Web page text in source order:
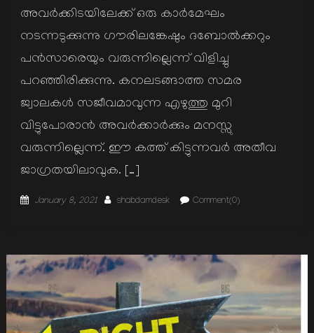
അവര്‍ക്കിടയിലേക്ക് ഒരു കാര്‍മേഘം
നടന്നടുക്കുന്നു ഗൗരിലങ്കേഷും ദബോല്‍ക്കറും
പന്‍സാരെയും വരുന്നില്ലെന്ന് വിളിച്ചു
പറഞ്ഞിരിക്കുന്നു. കനലടങ്ങാത്ത സമര
ജ്വാലകള്‍ സജീവമാവുന്ന എഴുത്തു മുറി
വിട്ടുപോരാന്‍ അവര്‍ക്കാര്‍ക്കും മനസ്സു
വരുന്നില്ലെന്ന്. ഈ കത്ത് കിട്ടുന്നവര്‍ അതീവ
ജാഗ്രതയിലാവുക. […]
Posted
January 8, 2021 Author
shabdamdesk Comment(0)